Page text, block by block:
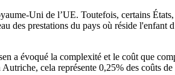
Uni de l’UE. Toutefois, certains
des prestations du pays où réside l'enfant
a évoqué la complexité et le coût que
cela représente 0,25% des coûts